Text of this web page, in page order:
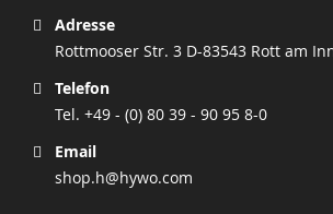
Adresse
Rottmooser Str. 3 D-83543 Rott am
Telefon
Tel. +49 - (0) 80 39 - 90 95 8-0
Email
shop.h@hywo.com